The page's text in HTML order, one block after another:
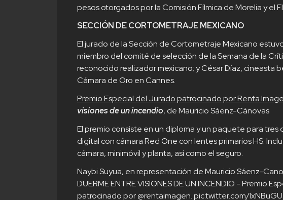
pesos otorgados por la Comisión Fílmica de Morelia y el
SECCIÓN DE CORTOMETRAJE MEXICANO
El jurado de la Sección de Cortometraje Mexicano
miembro del comité de selección de la Semana de la
reconocido realizador mexicano; y César Díaz,
Cámara de Oro en Cannes.
Premio Especial del Jurado patrocinado por Renta
visiones de un incendio, de Mauricio Sáenz-Cánovas
El premio consiste en un diploma y un paquete para tres
digital con cámara Red One con lentes primarios HS.
cámara, minimóvil y planta, así como el seguro.
Naybi Suyua, en representación de Mauricio Sáenz-
DUERME ENTRE VISIONES DE UN INCENDIO - Premio
patrocinado por@rentaimagen.pic.twitter.com/